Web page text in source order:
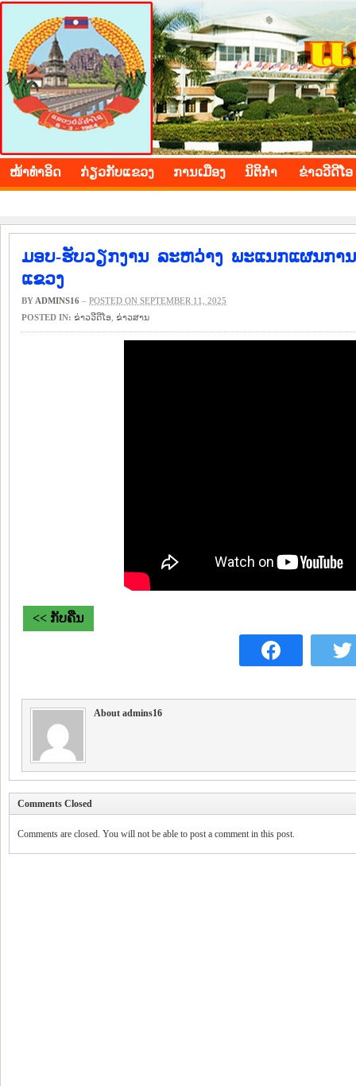
BOLIKHAMXAY PROVINCE
ໜ້າ​ທຳ​ອິດ ​ກ່ຽວ​ກັບ​ແຂວງ ​ການ​ເມືອງ ນິ​ຕິ​ກຳ ຂ່າວ​ວີ​ດີ​ໂອ
ມອບ-ຮັບວຽກງານ ລະຫວ່າງ ພະແນກແຜນກາ
ແຂວງ
BY ADMINS16 – POSTED ON SEPTEMBER 11, 2025
POSTED IN: ຂ່າວ​ວີ​ດີ​ໂອ ​ຂ່າວ​ສານ
<< ກັບຄືນ
About admins16
Comments Closed
Comments are closed. You will not be able to post a comment in this post.